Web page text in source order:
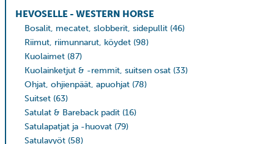
HEVOSELLE - WESTERN HORSE
Bosalit, mecatet, slobberit, sidepullit (46)
Riimut, riimunnarut, köydet (98)
Kuolaimet (87)
Kuolainketjut & -remmit, suitsen osat (33)
Ohjat, ohjienpäät, apuohjat (78)
Suitset (63)
Satulat & Bareback padit (16)
Satulapatjat ja -huovat (79)
Satulavyöt (58)